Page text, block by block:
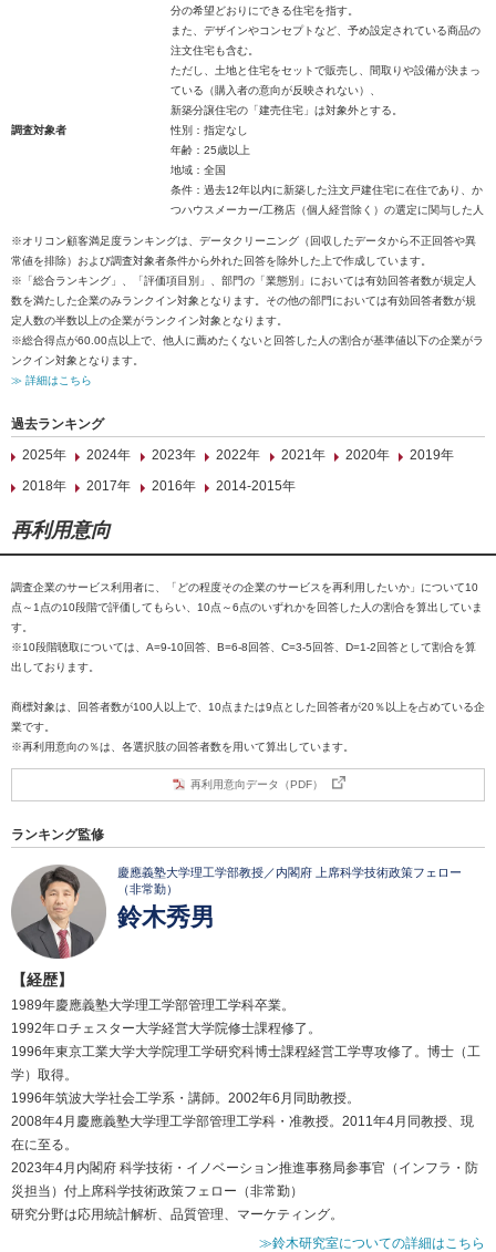
分の希望どおりにできる住宅を指す。
また、デザインやコンセプトなど、予め設定されている商品の
注文住宅も含む。
ただし、土地と住宅をセットで販売し、間取りや設備が決まっ
ている（購入者の意向が反映されない）、
新築分譲住宅の「建売住宅」は対象外とする。
調査対象者
性別：指定なし
年齢：25歳以上
地域：全国
条件：過去12年以内に新築した注文戸建住宅に在住であり、か
つハウスメーカー/工務店（個人経営除く）の選定に関与した人
※オリコン顧客満足度ランキングは、データクリーニング（回収したデータから不正回答や異
常値を排除）および調査対象者条件から外れた回答を除外した上で作成しています。
※「総合ランキング」、「評価項目別」、部門の「業態別」においては有効回答者数が規定人
数を満たした企業のみランクイン対象となります。その他の部門においては有効回答者数が規
定人数の半数以上の企業がランクイン対象となります。
※総合得点が60.00点以上で、他人に薦めたくないと回答した人の割合が基準値以下の企業がラ
ンクイン対象となります。
≫ 詳細はこちら
過去ランキング
2025年
2024年 2023年 2022年 2021年 2020年
2019年
2018年
2017年 2016年 2014-2015年
再利用意向
調査企業のサービス利用者に、「どの程度その企業のサービスを再利用したいか」について10
点～1点の10段階で評価してもらい、10点～6点のいずれかを回答した人の割合を算出していま
す。
※10段階聴取については、A=9-10回答、B=6-8回答、C=3-5回答、D=1-2回答として割合を算
出しております。
商標対象は、回答者数が100人以上で、10点または9点とした回答者が20％以上を占めている企
業です。
※再利用意向の％は、各選択肢の回答者数を用いて算出しています。
再利用意向データ（PDF）
ランキング監修
慶應義塾大学理工学部教授／内閣府 上席科学技術政策フェロー
（非常勤）
鈴木秀男
【経歴】
1989年慶應義塾大学理工学部管理工学科卒業。
1992年ロチェスター大学経営大学院修士課程修了。
1996年東京工業大学大学院理工学研究科博士課程経営工学専攻修了。博士（工
学）取得。
1996年筑波大学社会工学系・講師。2002年6月同助教授。
2008年4月慶應義塾大学理工学部管理工学科・准教授。2011年4月同教授、現
在に至る。
2023年4月内閣府 科学技術・イノベーション推進事務局参事官（インフラ・防
災担当）付上席科学技術政策フェロー（非常勤）
研究分野は応用統計解析、品質管理、マーケティング。
≫鈴木研究室についての詳細はこちら